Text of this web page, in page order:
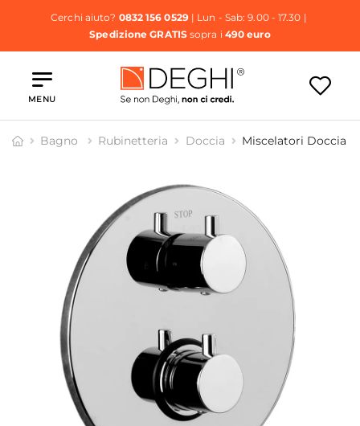
Cerchi aiuto? 0832 156 0529| Lun - Sab: 9.00 - 17.30 |
Spedizione GRATISsopra i 490 euro
MENU
Bagno Rubinetteria Doccia Miscelatori Doccia